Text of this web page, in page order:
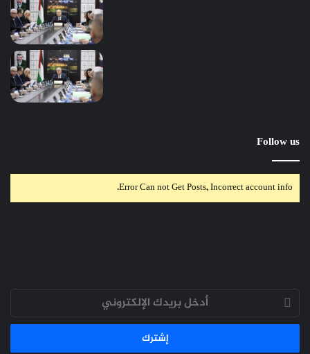
Follow us
Error Can not Get Posts, Incorrect account info.
أدخل
بريدك
الإلكتروني